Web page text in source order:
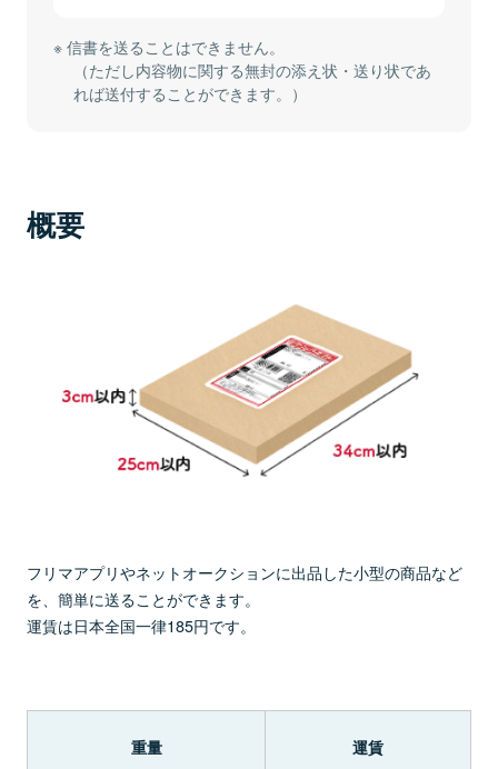
信書を送ることはできません。
（ただし内容物に関する無封の添え状・送り状であ
れば送付することができます。）
概要
フリマアプリやネットオークションに出品した小型の商品など
を、簡単に送ることができます。
運賃は日本全国一律185円です。
重量 運賃